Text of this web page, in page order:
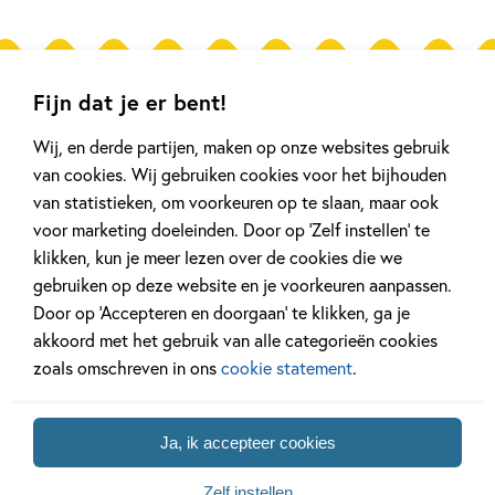
Fijn dat je er bent!
Wij, en derde partijen, maken op onze websites gebruik
van cookies. Wij gebruiken cookies voor het bijhouden
van statistieken, om voorkeuren op te slaan, maar ook
voor marketing doeleinden. Door op ‘Zelf instellen’ te
klikken, kun je meer lezen over de cookies die we
gebruiken op deze website en je voorkeuren aanpassen.
Door op ‘Accepteren en doorgaan’ te klikken, ga je
akkoord met het gebruik van alle categorieën cookies
zoals omschreven in onscookie statement.
Ja, ik accepteer cookies
Gerelateerde artikelen
11 JANUARI 2026
Ons Kinderpanel leest:
‘Marvel Superhelden’
Kinderpanel
16 JULI 2025
De leukste
Tiplijst